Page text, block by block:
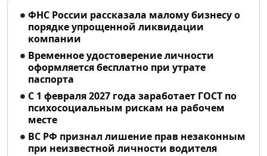
ФНС России рассказала малому бизнесу о
порядке упрощенной ликвидации
компании
Временное удостоверение личности
оформляется бесплатно при утрате
паспорта
С 1 февраля 2027 года заработает ГОСТ по
психосоциальным рискам на рабочем
месте
ВС РФ признал лишение прав незаконным
при неизвестной личности водителя